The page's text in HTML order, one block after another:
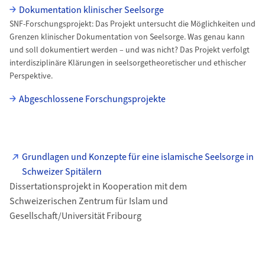
Dokumentation klinischer Seelsorge
SNF-Forschungsprojekt: Das Projekt untersucht die Möglichkeiten und
Grenzen klinischer Dokumentation von Seelsorge. Was genau kann
und soll dokumentiert werden – und was nicht? Das Projekt verfolgt
interdisziplinäre Klärungen in seelsorgetheoretischer und ethischer
Perspektive.
Abgeschlossene Forschungsprojekte
Grundlagen und Konzepte für eine islamische Seelsorge in
Schweizer Spitälern
Dissertationsprojekt in Kooperation mit dem
Schweizerischen Zentrum für Islam und
Gesellschaft/Universität Fribourg